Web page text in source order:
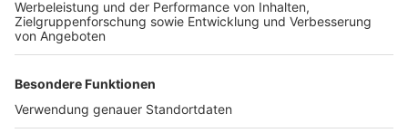
Ermittlern des Kriminalkommissariats 11 zu melden.
Anzeige